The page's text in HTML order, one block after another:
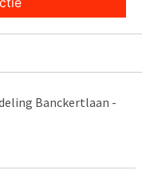
Banckertlaan -